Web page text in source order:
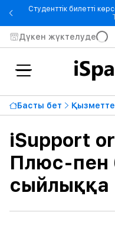
Студенттік билетті
Дүкен жүктелуде
Басты бет
iSupport
Плюс-пен
сыйлыққа
213 210 ₸
Бастап
Қызмет көрсету және
Сәйкес құрылғы
Негізгі өнімдер